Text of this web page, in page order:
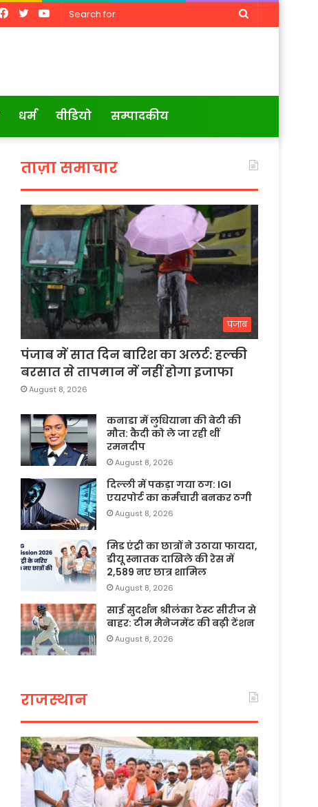
Search
YouTube
Twitter
Facebook
धर्म वीडियो सम्पादकीय
ताज़ा समाचार
पंजाब
पंजाब में सात दिन बारिश का अलर्ट: हल्की
बरसात से तापमान में नहीं होगा इजाफा
August 8, 2026
कनाडा में लुधियाना की बेटी की
माैत: कैदी को ले जा रही थीं
रमनदीप
August 8, 2026
दिल्ली में पकड़ा गया ठग: IGI
एयरपोर्ट का कर्मचारी बनकर ठगी
August 8, 2026
मिड एंट्री का छात्रों ने उठाया फायदा,
डीयू स्नातक दाखिले की रेस में
2,589 नए छात्र शामिल
August 8, 2026
साई सुदर्शन श्रीलंका टेस्ट सीरीज से
बाहर: टीम मैनेजमेंट की बढ़ी टेंशन
August 8, 2026
राजस्थान